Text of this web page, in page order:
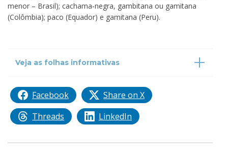
menor – Brasil); cachama-negra, gambitana ou gamitana
(Colômbia); paco (Equador) e gamitana (Peru).
Veja as folhas informativas
Facebook
Share on X
Threads
LinkedIn